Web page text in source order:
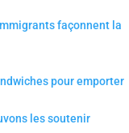
façonnent la
pour emporter
les soutenir